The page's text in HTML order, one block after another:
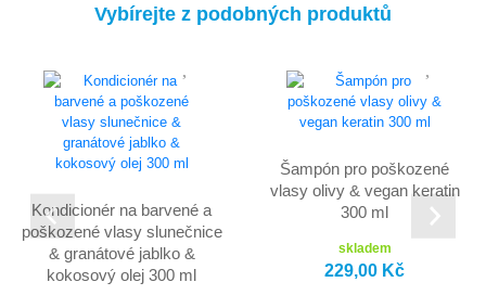
Vybírejte z podobných produktů
Kondicionér na barvené a
poškozené vlasy slunečnice
& granátové jablko &
kokosový olej 300 ml
Šampón pro poškozené
vlasy olivy & vegan keratin
300 ml
skladem
229,00 Kč